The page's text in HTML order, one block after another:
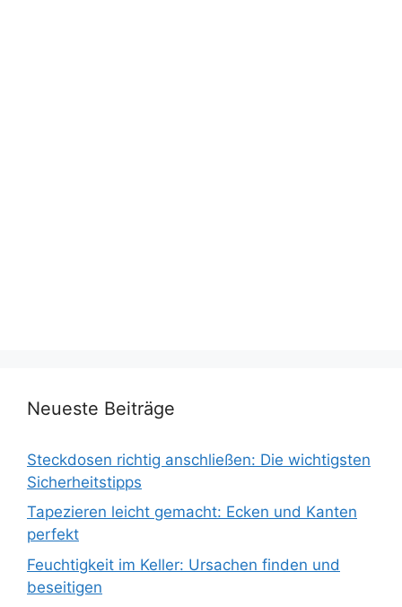
Neueste Beiträge
Steckdosen richtig anschließen: Die wichtigsten
Sicherheitstipps
Tapezieren leicht gemacht: Ecken und Kanten
perfekt
Feuchtigkeit im Keller: Ursachen finden und
beseitigen